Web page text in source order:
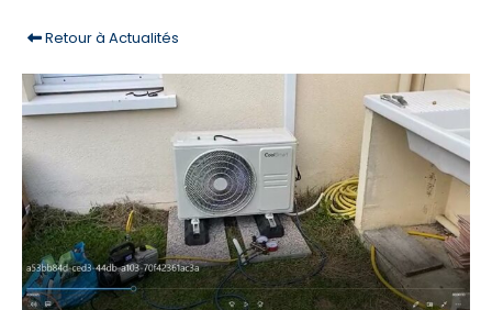
Retour à Actualités